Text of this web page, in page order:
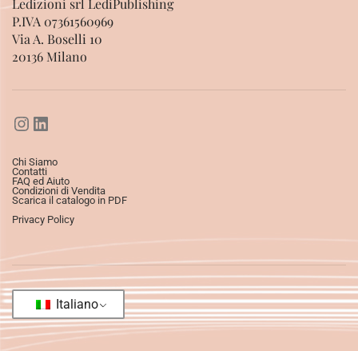
Ledizioni srl LediPublishing
P.IVA 07361560969
Via A. Boselli 10
20136 Milano
Chi Siamo
Contatti
FAQ ed Aiuto
Condizioni di Vendita
Scarica il catalogo in PDF
Privacy Policy
Italiano